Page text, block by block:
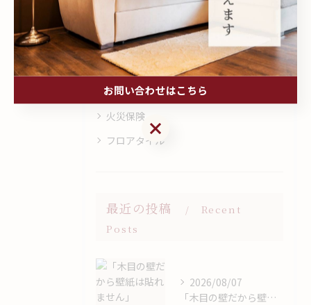
全てのカテゴリー
壁紙
クロス
インテリア
火災保険
フロアタイル
最近の投稿
Recent
Posts
2026/08/07
「木目の壁だから壁紙は貼れません」
お問い合わせはこちら
お問い合わせはこちら